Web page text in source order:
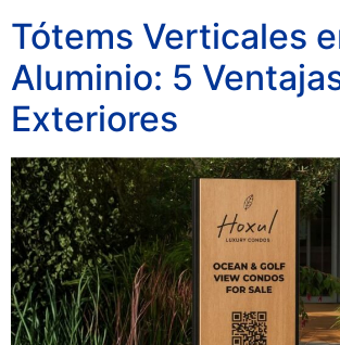
Tótems Verticales
Aluminio: 5
Exteriores